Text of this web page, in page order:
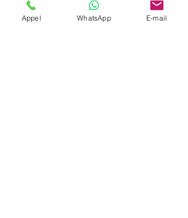
Appel WhatsApp E-mail